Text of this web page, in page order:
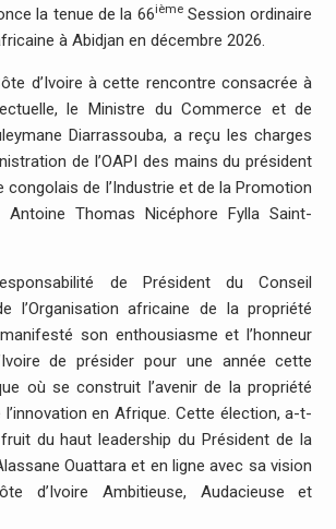
la tenue de la 66ièmeSession ordinaire
à Abidjan en décembre 2026.
d’Ivoire à cette rencontre consacrée à
le Ministre du Commerce et de
Diarrassouba, a reçu les charges
de l’OAPI des mains du président
congolais de l’Industrie et de la Promotion
Thomas Nicéphore Fylla Saint-
de Président du Conseil
l’Organisation africaine de la propriété
son enthousiasme et l’honneur
de présider pour une année cette
où se construit l’avenir de la propriété
en Afrique. Cette élection, a-t-
du haut leadership du Président de la
Ouattara et en ligne avec sa vision
d’Ivoire Ambitieuse, Audacieuse et